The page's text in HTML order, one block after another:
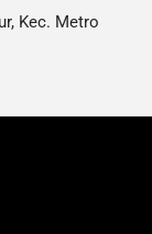
Kec. Metro